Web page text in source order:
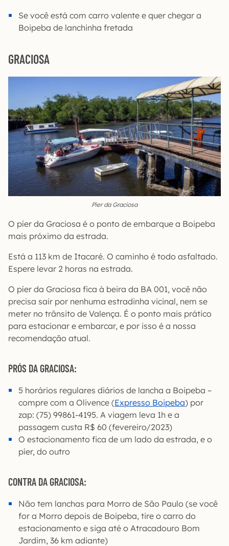
Se você está com carro valente e quer chegar a
Boipeba de lanchinha fretada
GRACIOSA
Píer da Graciosa
O píer da Graciosa é o ponto de embarque a Boipeba
mais próximo da estrada.
Está a 113 km de Itacaré. O caminho é todo asfaltado.
Espere levar 2 horas na estrada.
O píer da Graciosa fica à beira da BA 001, você não
precisa sair por nenhuma estradinha vicinal, nem se
meter no trânsito de Valença. É o ponto mais prático
para estacionar e embarcar, e por isso é a nossa
recomendação atual.
PRÓS DA GRACIOSA:
5 horários regulares diários de lancha a Boipeba –
compre com a Olivence (Expresso Boipeba) por
zap: (75) 99861-4195. A viagem leva 1h e a
passagem custa R$ 60 (fevereiro/2023)
O estacionamento fica de um lado da estrada, e o
píer, do outro
CONTRA DA GRACIOSA:
Não tem lanchas para Morro de São Paulo (se você
for a Morro depois de Boipeba, tire o carro do
estacionamento e siga até o Atracadouro Bom
Jardim, 36 km adiante)